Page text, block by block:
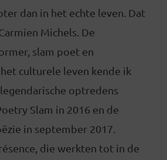
dan in het echte leven. Dat
Michels. De
slam poet en
culturele leven kende ik
optredens
Slam in 2016 en de
in september 2017.
die werkten tot in de